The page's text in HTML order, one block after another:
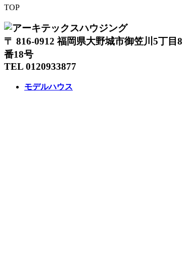
TOP
〒 816-0912 福岡県大野城市御笠川5丁目8
番18号
TEL 0120933877
モデルハウス